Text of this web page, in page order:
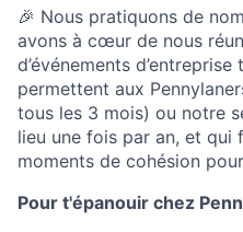
🎉 Nous pratiquons de
avons à cœur de nous
d’événements
permettent aux
tous les 3 mois) ou notre
lieu une fois par an, et qui
moments de cohésion
Pour t'épanouir chez